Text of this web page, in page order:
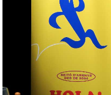
Seitons